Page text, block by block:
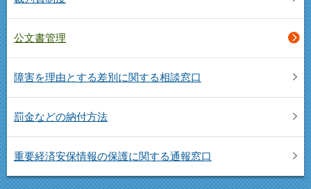
公文書管理
障害を理由とする差別に関する相談窓口
罰金などの納付方法
重要経済安保情報の保護に関する通報窓口